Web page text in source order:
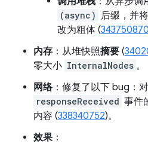
(async) 后缀，并
改为粗体 (343750870
内存 ：从堆快照摘要 (
零大小 InternalNodes 。
网络：修复了以下 bug：
responseReceived 事件
内容 (338340752)。
效果 ：